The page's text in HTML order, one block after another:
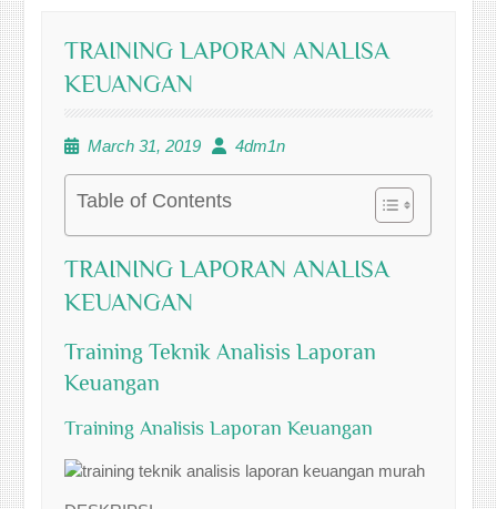
TRAINING LAPORAN ANALISA
KEUANGAN
March 31, 2019 4dm1n
Table of Contents
TRAINING LAPORAN ANALISA
KEUANGAN
Training Teknik Analisis Laporan
Keuangan
Training Analisis Laporan Keuangan